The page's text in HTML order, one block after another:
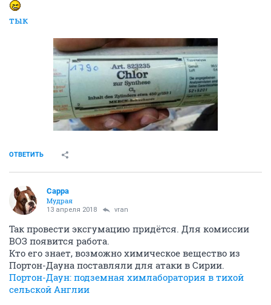
тык
ОТВЕТИТЬ
Сарра
Мудрая
13 апреля 2018 vran
Так провести эксгумацию придётся. Для комиссии
ВОЗ появится работа.
Кто его знает, возможно химическое вещество из
Портон-Дауна поставляли для атаки в Сирии.
Портон-Даун: подземная химлаборатория в тихой
сельской Англии